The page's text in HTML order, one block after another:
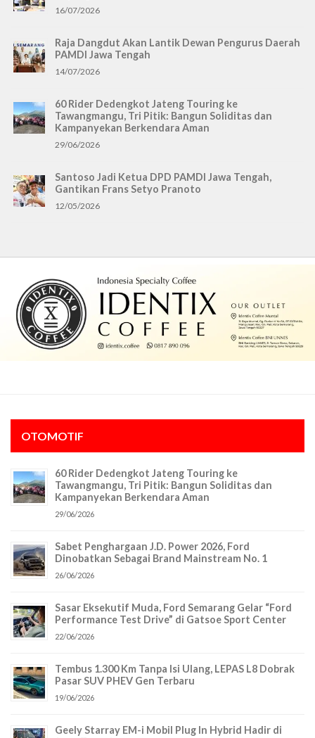
16/07/2026
Raja Dangdut Akan Lantik Dewan Pengurus Daerah
PAMDI Jawa Tengah
14/07/2026
60 Rider Dedengkot Jateng Touring ke
Tawangmangu, Tri Pitik: Bangun Soliditas dan
Kampanyekan Berkendara Aman
29/06/2026
Santoso Jadi Ketua DPD PAMDI Jawa Tengah,
Gantikan Frans Setyo Pranoto
12/05/2026
OTOMOTIF
60 Rider Dedengkot Jateng Touring ke
Tawangmangu, Tri Pitik: Bangun Soliditas dan
Kampanyekan Berkendara Aman
29/06/2026
Sabet Penghargaan J.D. Power 2026, Ford
Dinobatkan Sebagai Brand Mainstream No. 1
26/06/2026
Sasar Eksekutif Muda, Ford Semarang Gelar “Ford
Performance Test Drive” di Gatsoe Sport Center
22/06/2026
Tembus 1.300 Km Tanpa Isi Ulang, LEPAS L8 Dobrak
Pasar SUV PHEV Gen Terbaru
19/06/2026
Geely Starray EM-i Mobil Plug In Hybrid Hadir di